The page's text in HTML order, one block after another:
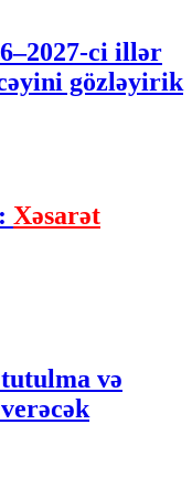
ci illər
gözləyirik
Xəsarət
və